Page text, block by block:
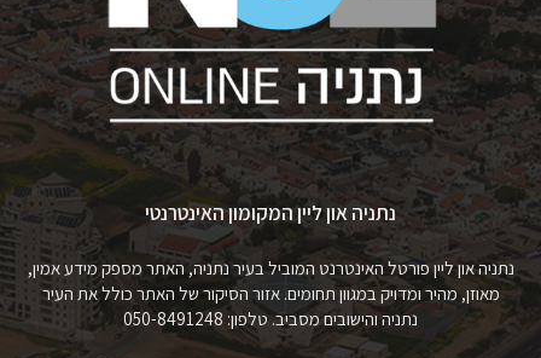
נתניה און ליין המקומון האינטרנטי
נתניה און ליין פורטל האינטרנט המוביל בעיר נתניה, האתר מספק מידע אמין,
מאוזן, מהיר ומדויק במגוון תחומים. אזור הסיקור של האתר כולל את העיר
נתניה והישובים מסביב. טלפון: 050-8491248